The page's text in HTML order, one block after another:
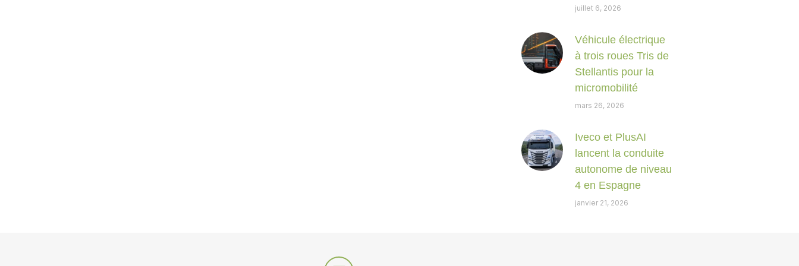
juillet 6, 2026
Véhicule électrique
à trois roues Tris de
Stellantis pour la
micromobilité
mars 26, 2026
Iveco et PlusAI
lancent la conduite
autonome de niveau
4 en Espagne
janvier 21, 2026